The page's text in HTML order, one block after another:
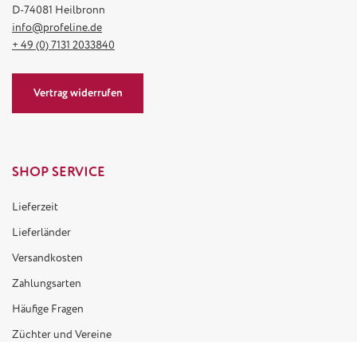
D-74081 Heilbronn
info@profeline.de
+ 49 (0) 7131 2033840
Vertrag widerrufen
SHOP SERVICE
Lieferzeit
Lieferländer
Versandkosten
Zahlungsarten
Häufige Fragen
Züchter und Vereine